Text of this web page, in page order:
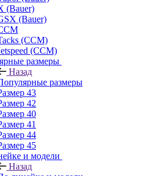
(Bauer)
(Bauer)
(CCM)
(CCM)
размеры
Назад
размеры
43
42
40
41
44
45
и модели
Назад